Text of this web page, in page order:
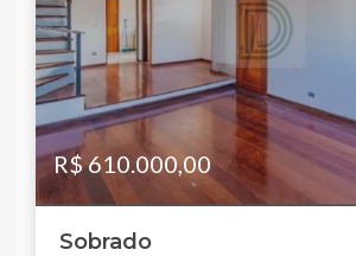
R$ 610.000,00
Sobrado